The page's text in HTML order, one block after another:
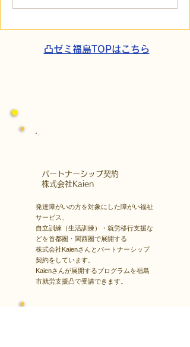
の小石」と自立への伴
凸ゼミ福島TOPはこちら
​パートナーシップ契約
​株式会社Kaien
発達障がいの方を対象にした障がい福祉
サービス、
自立訓練（生活訓練）・就労移行支援な
どを首都圏・関西圏で展開する
株式会社Kaienさんとパートナーシップ
契約をしています。
Kaienさんが展開するプログラムを福島
市就労支援凸で受講できます。